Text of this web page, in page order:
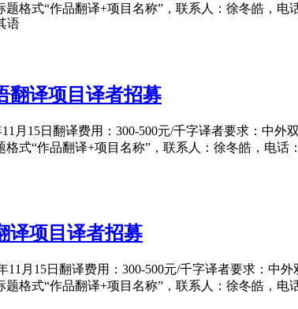
题格式“作品翻译+项目名称”，联系人：徐冬皓，电话
语
翻译项目译者招募
月15日翻译费用：300-500元/千字译者要求：中
格式“作品翻译+项目名称”，联系人：徐冬皓，电话：
译项目译者招募
11月15日翻译费用：300-500元/千字译者要求：
题格式“作品翻译+项目名称”，联系人：徐冬皓，电话